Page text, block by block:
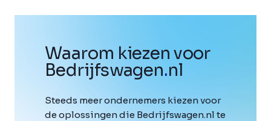
Waarom kiezen voor
Bedrijfswagen.nl
Steeds meer ondernemers kiezen voor
de oplossingen die Bedrijfswagen.nl te